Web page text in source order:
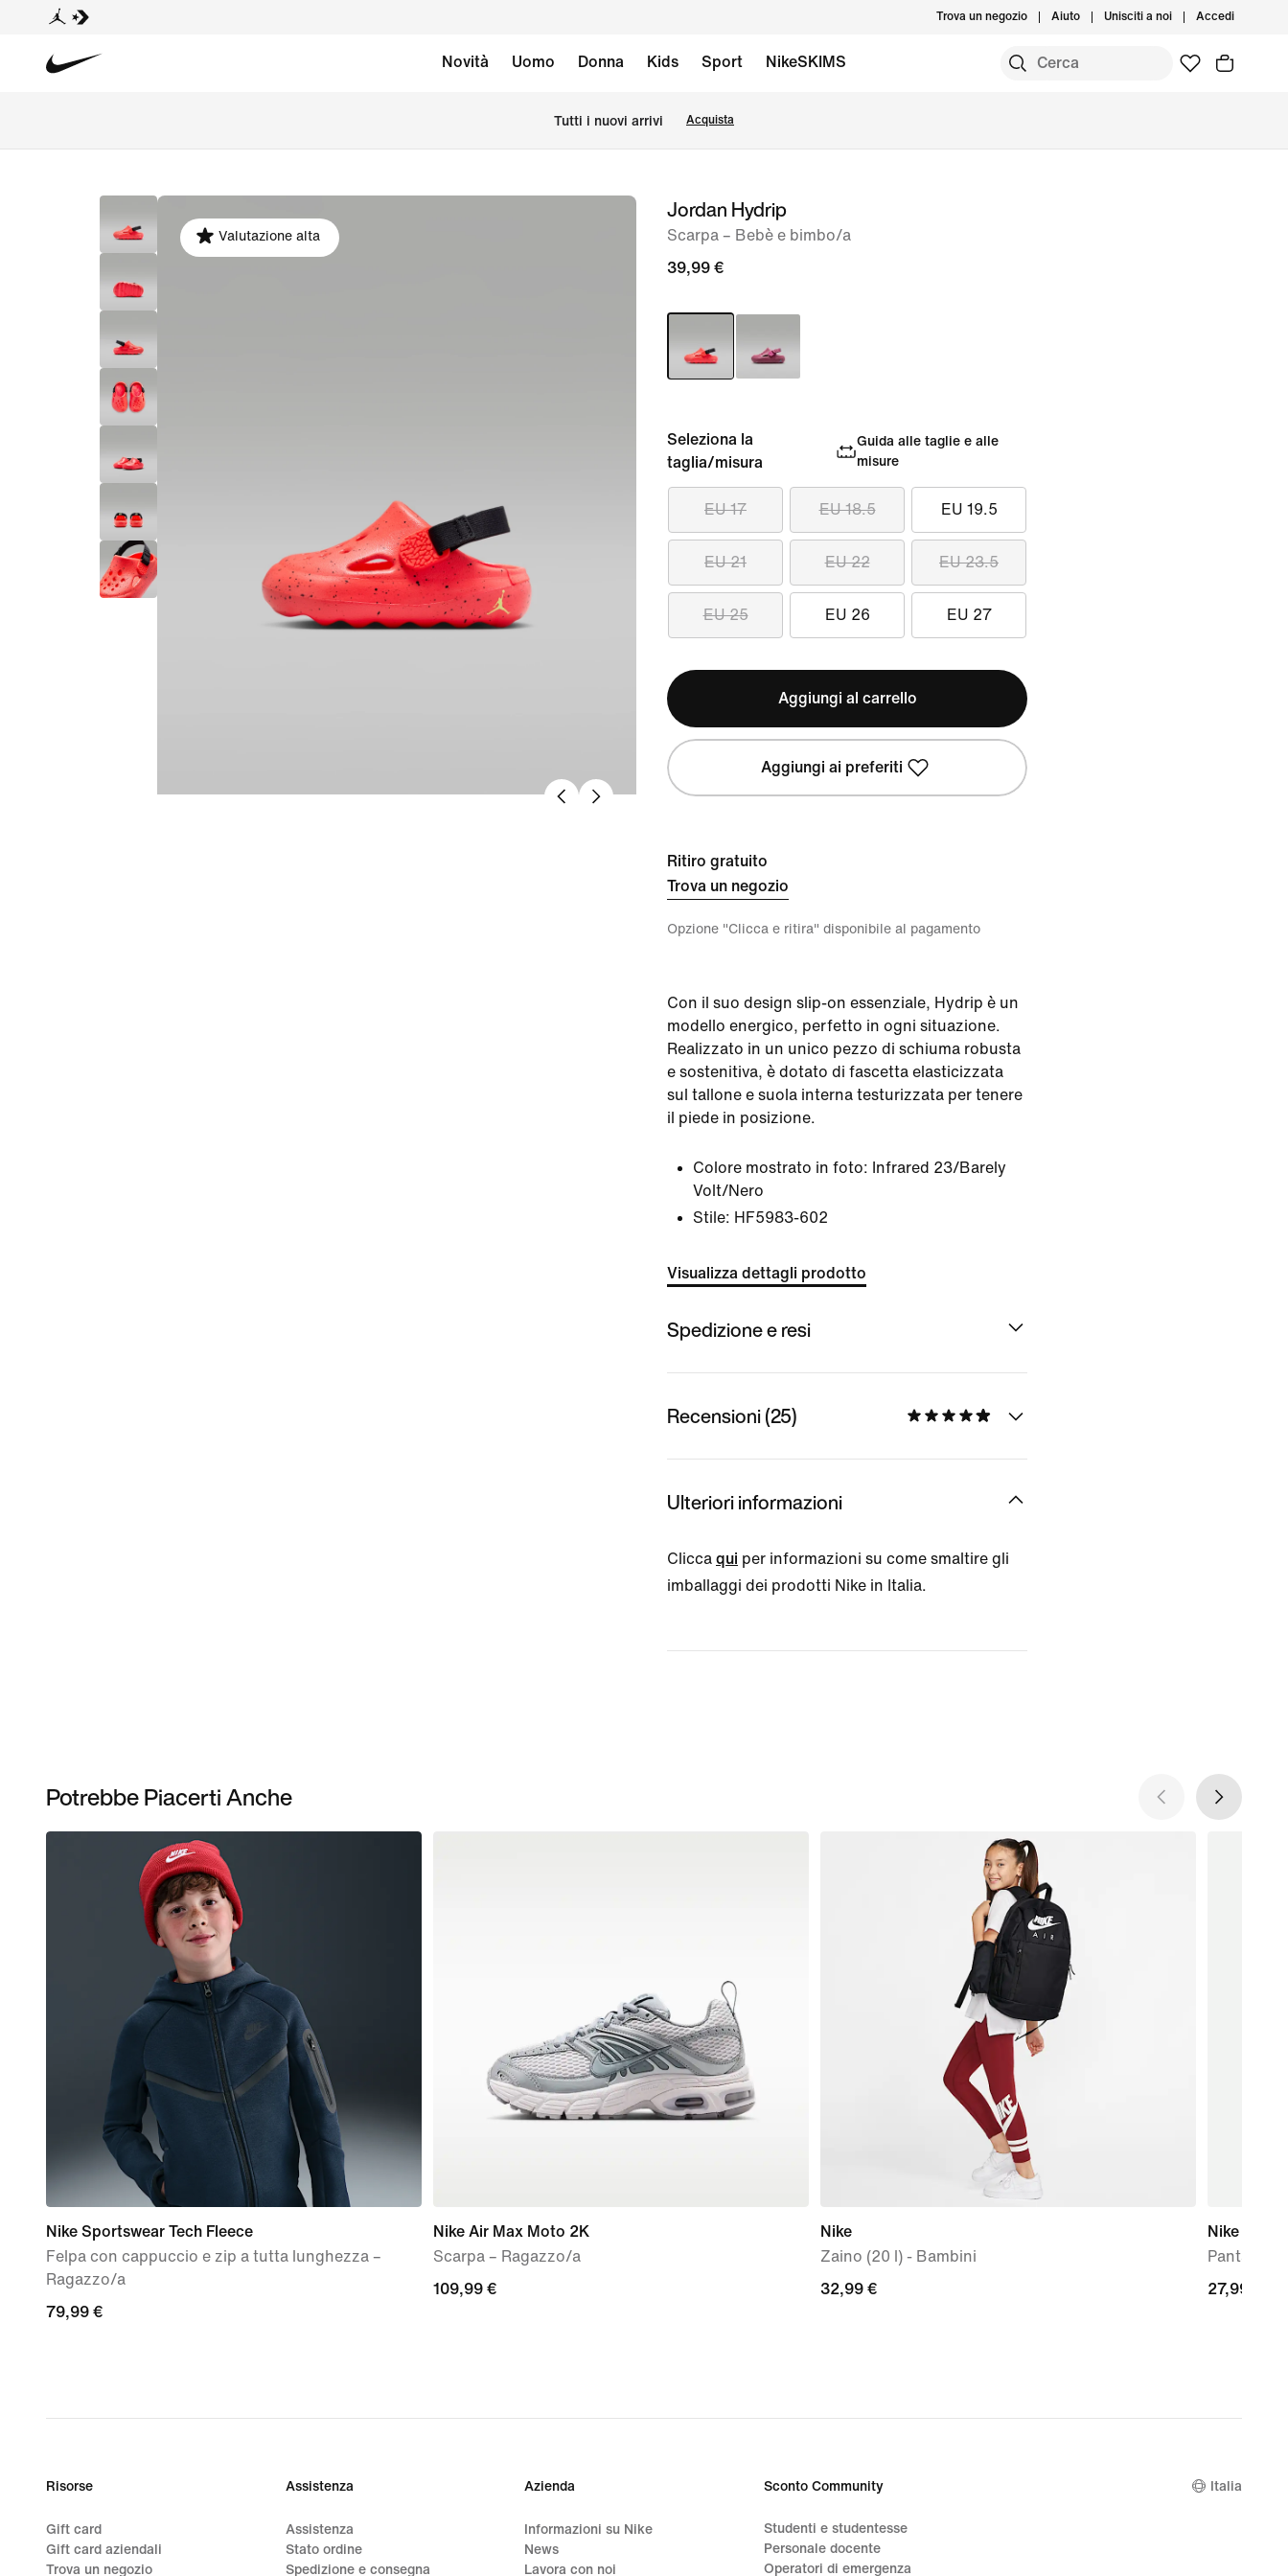
Trova un negozio Aiuto Unisciti a noi Accedi
Novità Uomo Donna Kids Sport NikeSKIMS
Tutti i nuovi arrivi Acquista
immagine
Valutazione alta
Jordan Hydrip
Scarpa – Bebè e bimbo/a
39,99 €
Seleziona la
taglia/misura
Guida alle taglie e alle
misure
EU 17 EU 18.5 EU 19.5
EU 21 EU 22 EU 23.5
EU 25 EU 26 EU 27
Aggiungi al carrello
Aggiungi ai preferiti
Ritiro gratuito
Trova un negozio
Opzione "Clicca e ritira" disponibile al pagamento
Con il suo design slip-on essenziale, Hydrip è un
modello energico, perfetto in ogni situazione.
Realizzato in un unico pezzo di schiuma robusta
e sostenitiva, è dotato di fascetta elasticizzata
sul tallone e suola interna testurizzata per tenere
il piede in posizione.
Colore mostrato in foto: Infrared 23/Barely
Volt/Nero
Stile: HF5983-602
Visualizza dettagli prodotto
Spedizione e resi
Recensioni (25)
Ulteriori informazioni
Clicca qui per informazioni su come smaltire gli
imballaggi dei prodotti Nike in Italia.
Potrebbe Piacerti Anche
Nike Sportswear Tech Fleece
Felpa con cappuccio e zip a tutta lunghezza –
Ragazzo/a
79,99
79,99 €
Nike Air Max Moto 2K
Scarpa – Ragazzo/a
109,99
109,99 €
Nike
Zaino (20 l) - Bambini
32,99
32,99 €
Nike
Pantaloni
27,99
27,99 €
Risorse
Gift card
Gift card aziendali
Trova un negozio
Assistenza
Assistenza
Stato ordine
Spedizione e consegna
Azienda
Informazioni su Nike
News
Lavora con noi
Sconto Community
Studenti e studentesse
Personale docente
Operatori di emergenza
Italia